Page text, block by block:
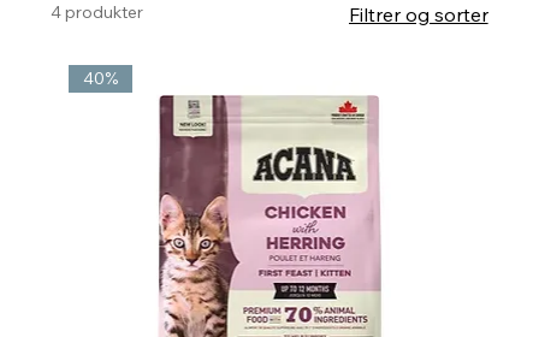
4 produkter Filtrer og sorter
40%